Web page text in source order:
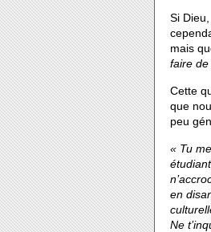
Si
mais
faire
Cette
que
peu
« Tu
en
Ne